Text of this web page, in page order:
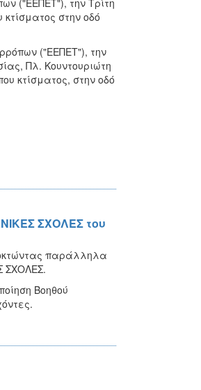
("ΕΕΠΕΤ"), την Τρίτη
στην οδό
("ΕΕΠΕΤ"), την
Πλ. Κουντουριώτη
κτίσματος, στην οδό
ΣΧΟΛΕΣ του
παράλληλα
ΣΧΟΛΕΣ.
Βοηθού